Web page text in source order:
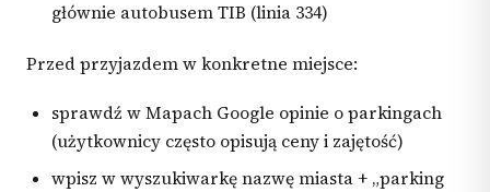
głównie autobusem TIB (linia 334)
Przed przyjazdem w konkretne miejsce:
sprawdź w Mapach Google opinie o parkingach
(użytkownicy często opisują ceny i zajętość)
wpisz w wyszukiwarkę nazwę miasta + „parking